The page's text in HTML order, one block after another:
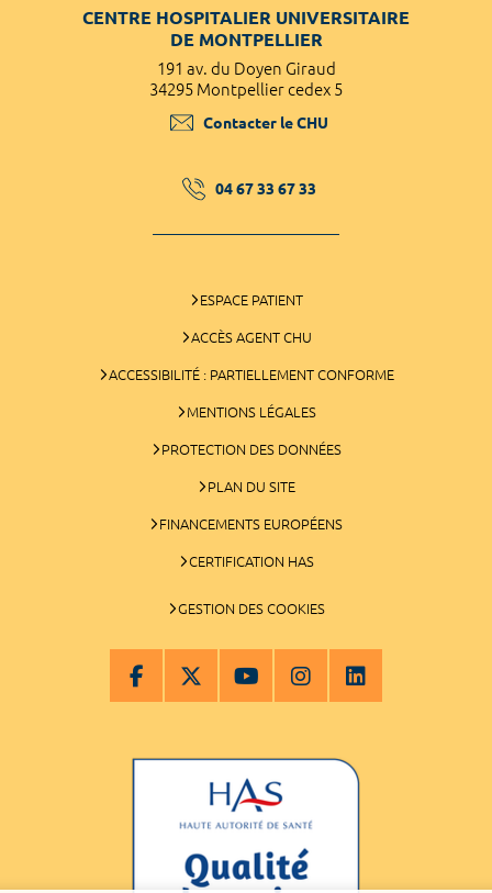
CENTRE HOSPITALIER UNIVERSITAIRE
DE MONTPELLIER
191 av. du Doyen Giraud
34295 Montpellier cedex 5
Contacter le CHU
04 67 33 67 33
ESPACE PATIENT
ACCÈS AGENT CHU
ACCESSIBILITÉ : PARTIELLEMENT CONFORME
MENTIONS LÉGALES
PROTECTION DES DONNÉES
PLAN DU SITE
FINANCEMENTS EUROPÉENS
CERTIFICATION HAS
GESTION DES COOKIES